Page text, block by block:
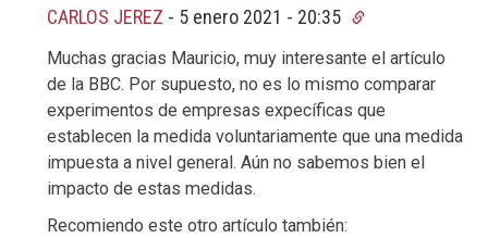
CARLOS JEREZ - 5 enero 2021 - 20:35
Muchas gracias Mauricio, muy interesante el artículo
de la BBC. Por supuesto, no es lo mismo comparar
experimentos de empresas expecíficas que
establecen la medida voluntariamente que una medida
impuesta a nivel general. Aún no sabemos bien el
impacto de estas medidas.
Recomiendo este otro artículo también: